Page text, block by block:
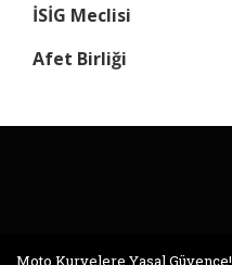
İSİG Meclisi
Afet Birliği
Moto Kuryelere Yasal Güvence!